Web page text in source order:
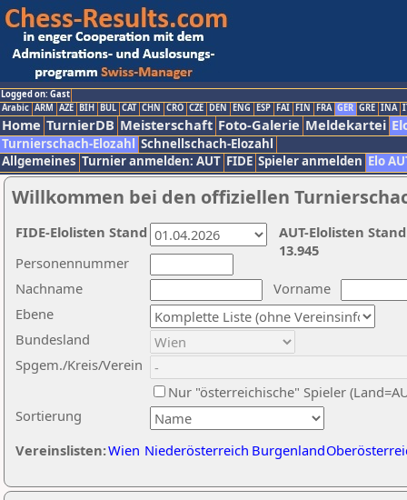
Logged on: Gast
Arabic ARM AZE BIH BUL CAT CHN CRO CZE DEN ENG ESP FAI FIN FRA GER GRE INA
Home TurnierDB Meisterschaft Foto-Galerie Meldekartei
Turnierschach-Elozahl Schnellschach-Elozahl
Allgemeines Turnier anmelden: AUT FIDE Spieler anmelden Elo
Willkommen bei den offiziellen
Nachname
Vorname
Ebene
Sortierung
Personennummer
Bundesland
Spgem./Kreis/Verein
Nur "österreichische" Spieler
Vereinslisten:Wien Niederösterreich Burgenland
AUT-Elolisten
13.945
FIDE-Elolisten Stand